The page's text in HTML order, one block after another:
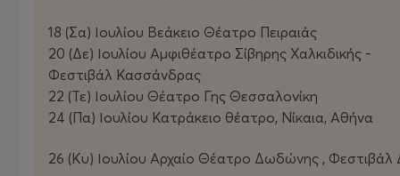
18 (Σα) Ιουλίου Βεάκειο Θέατρο Πειραιάς
20 (Δε) Ιουλίου Αμφιθέατρο Σίβηρης Χαλκιδικής -
Φεστιβάλ Κασσάνδρας
22 (Τε) Ιουλίου Θέατρο Γης Θεσσαλονίκη
24 (Πα) Ιουλίου Κατράκειο θέατρο, Νίκαια, Αθήνα
26 (Κυ) Ιουλίου Αρχαίο Θέατρο Δωδώνης ,